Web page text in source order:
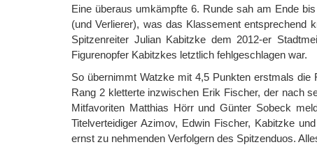
Eine überaus umkämpfte 6. Runde sah am Ende
(und Verlierer), was das Klassement entsprechend
Spitzenreiter Julian Kabitzke dem 2012-er
Figurenopfer Kabitzkes letztlich fehlgeschlagen war.
So übernimmt Watzke mit 4,5 Punkten erstmals die
Rang 2 kletterte inzwischen Erik Fischer, der nach
Mitfavoriten Matthias Hörr und Günter Sobeck
Titelverteidiger Azimov, Edwin Fischer, Kabitzke
ernst zu nehmenden Verfolgern des Spitzenduos.